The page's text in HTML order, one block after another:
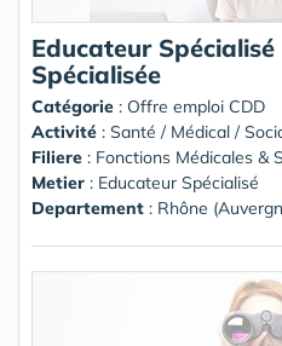
Educateur
Spécialisée
Catégorie : Offre emploi CDD
Activité : Santé / Médical /
Filiere : Fonctions Médicales &
Metier : Educateur Spécialisé
Departement : Rhône